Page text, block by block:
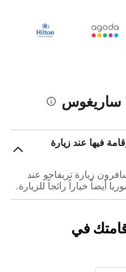
ساريغوس
فيها عند زيارة
زيارة تريفاجو عند
أيضاً خياراً رائجاً للزيارة.
في